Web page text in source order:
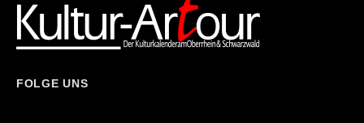
FOLGE UNS